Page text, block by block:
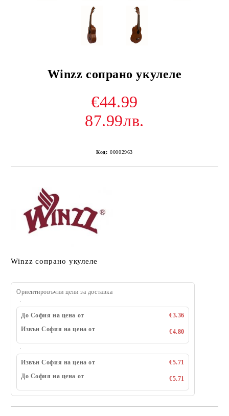
Winzz сопрано укулеле
€44.99
87.99лв.
Код: 00002963
Winzz сопрано укулеле
Ориентировъчни цени за доставка
До София на цена от
€3.36
Извън София на цена от
€4.80
Извън София на цена от
€5.71
До София на цена от
€5.71